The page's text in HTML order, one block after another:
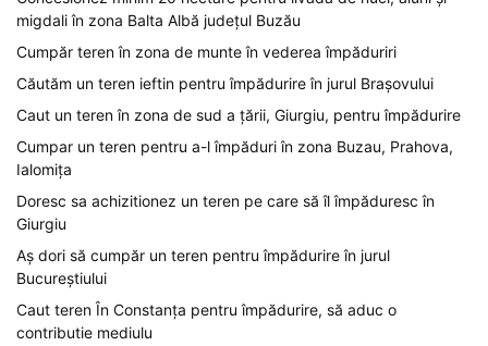
migdali în zona Balta Albă județul Buzău
Cumpăr teren în zona de munte în vederea împăduriri
Căutăm un teren ieftin pentru împădurire în jurul Brașovului
Caut un teren în zona de sud a țării, Giurgiu, pentru împădurire
Cumpar un teren pentru a-l împăduri în zona Buzau, Prahova,
Ialomița
Doresc sa achizitionez un teren pe care să îl împăduresc în
Giurgiu
Aș dori să cumpăr un teren pentru împădurire în jurul
Bucureștiului
Caut teren În Constanța pentru împădurire, să aduc o
contributie mediulu